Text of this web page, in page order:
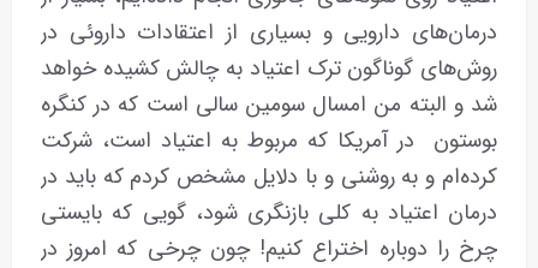
درمان‌های دارویی و بسیاری از اعتقادات داروئی در
روش‌های گوناگون ترک اعتیاد به چالش کشیده خواهد
شد و البته من امسال سومین سالی است که در کنگره
بوستون در آمریکا که مربوط به اعتیاد است، شرکت
کرده‌ام و به روشنی و با دلایل مشخص کردم که باید در
درمان اعتیاد به کلی بازنگری شود، گویی که بایستی
چرخ را دوباره اختراع کنیم! چون چرخی که امروز در